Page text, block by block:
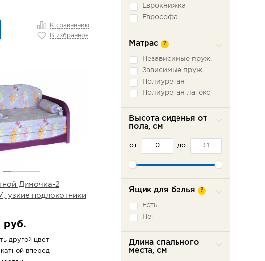
К сравнению
В избранное
Димочка-2
узкие подлокотники
руб.
другой цвет
вперед
Еврокнижка
Еврософа
Книжка откатная
Ножницы
Пантограф
Подъемное сидение
Сабля
еврокнижка
Седафлекс
раскладушка
Матрас ?
Независимые пруж.
Зависимые пруж.
Полиуретан
Полиуретан латекс
Высота сиденья от
пола, см
от до
Ящик для белья ?
Есть
Нет
Длина спального
места, см